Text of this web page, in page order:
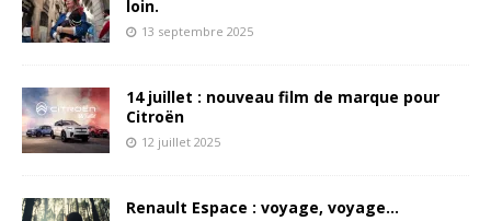
loin.
13 septembre 2025
14 juillet : nouveau film de marque pour
Citroën
12 juillet 2025
Renault Espace : voyage, voyage…